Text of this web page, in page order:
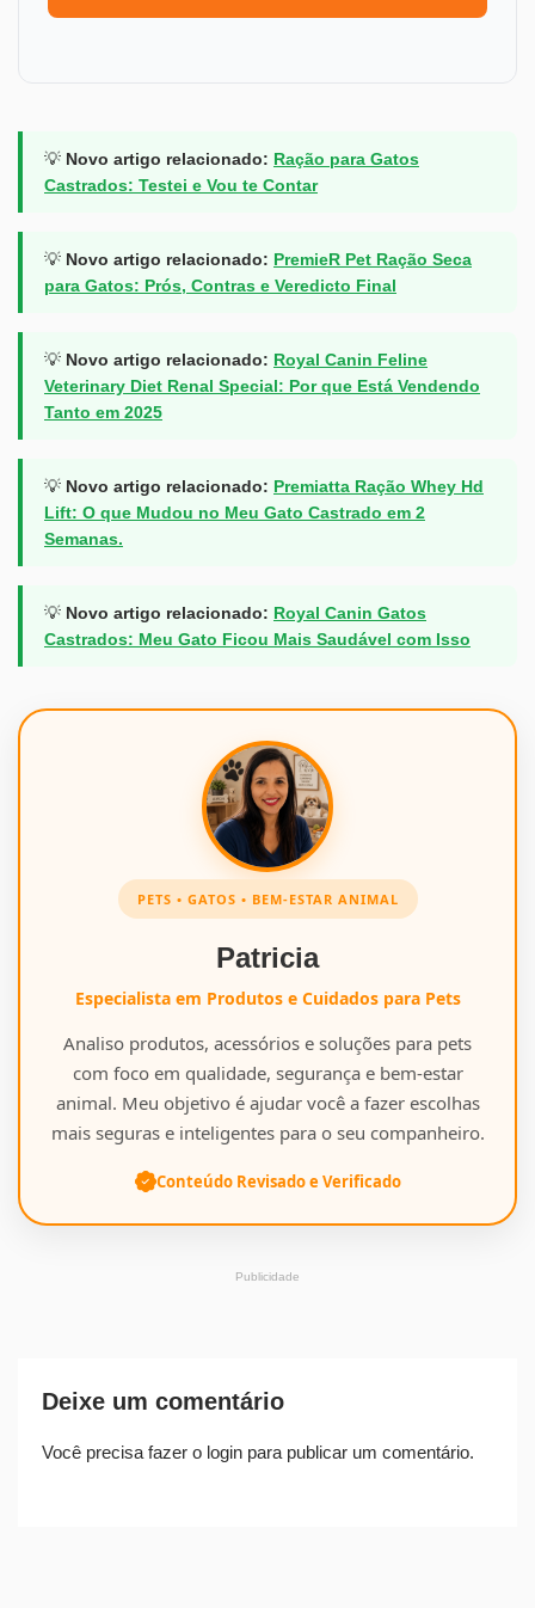
💡 Novo artigo relacionado: Ração para Gatos
Castrados: Testei e Vou te Contar
💡 Novo artigo relacionado: PremieR Pet Ração Seca
para Gatos: Prós, Contras e Veredicto Final
💡 Novo artigo relacionado: Royal Canin Feline
Veterinary Diet Renal Special: Por que Está Vendendo
Tanto em 2025
💡 Novo artigo relacionado: Premiatta Ração Whey Hd
Lift: O que Mudou no Meu Gato Castrado em 2
Semanas.
💡 Novo artigo relacionado: Royal Canin Gatos
Castrados: Meu Gato Ficou Mais Saudável com Isso
PETS • GATOS • BEM-ESTAR ANIMAL
Patricia
Especialista em Produtos e Cuidados para Pets
Analiso produtos, acessórios e soluções para pets
com foco em qualidade, segurança e bem-estar
animal. Meu objetivo é ajudar você a fazer escolhas
mais seguras e inteligentes para o seu companheiro.
Conteúdo Revisado e Verificado
Publicidade
Deixe um comentário
Você precisa fazer o login para publicar um comentário.